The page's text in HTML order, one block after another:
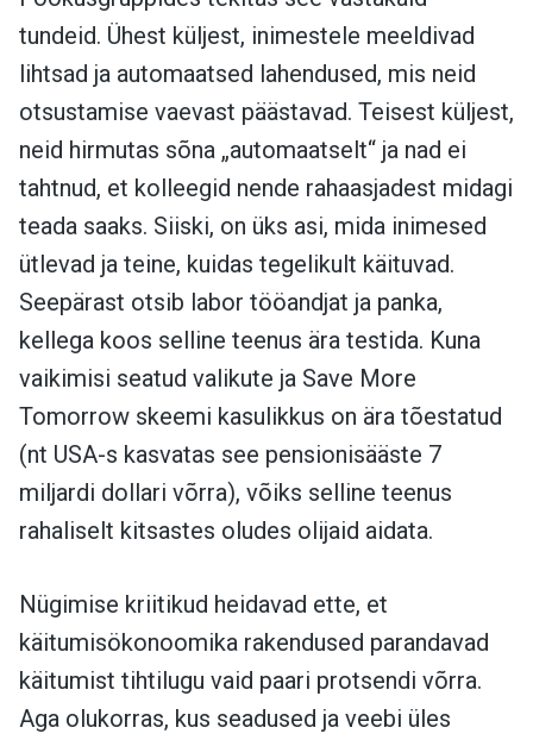
tundeid. Ühest küljest, inimestele meeldivad
lihtsad ja automaatsed lahendused, mis neid
otsustamise vaevast päästavad. Teisest küljest,
neid hirmutas sõna „automaatselt“ ja nad ei
tahtnud, et kolleegid nende rahaasjadest midagi
teada saaks. Siiski, on üks asi, mida inimesed
ütlevad ja teine, kuidas tegelikult käituvad.
Seepärast otsib labor tööandjat ja panka,
kellega koos selline teenus ära testida. Kuna
vaikimisi seatud valikute ja Save More
Tomorrow skeemi kasulikkus on ära tõestatud
(nt USA-s kasvatas see pensionisääste 7
miljardi dollari võrra), võiks selline teenus
rahaliselt kitsastes oludes olijaid aidata.
Nügimise kriitikud heidavad ette, et
käitumisökonoomika rakendused parandavad
käitumist tihtilugu vaid paari protsendi võrra.
Aga olukorras, kus seadused ja veebi üles